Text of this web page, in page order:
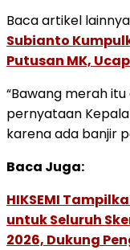
Baca artikel lainnya
Subianto
Putusan MK,
“Bawang merah
pernyataan
karena ada banjir
Baca Juga:
HIKSEMI
untuk Seluruh
2026, Dukung